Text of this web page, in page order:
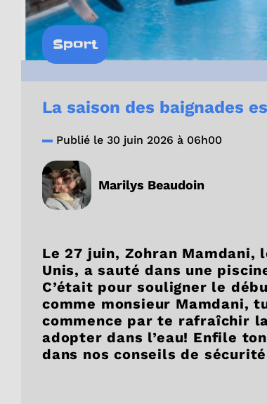
Sport
La saison des baignades
Publié le 30 juin 2026 à 06h00
Marilys Beaudoin
Le 27 juin, Zohran
Unis, a sauté dans une
C’était pour souligner le
comme monsieur Mamdani,
commence par te rafraîchir
adopter dans l’eau! Enfile
dans nos conseils de